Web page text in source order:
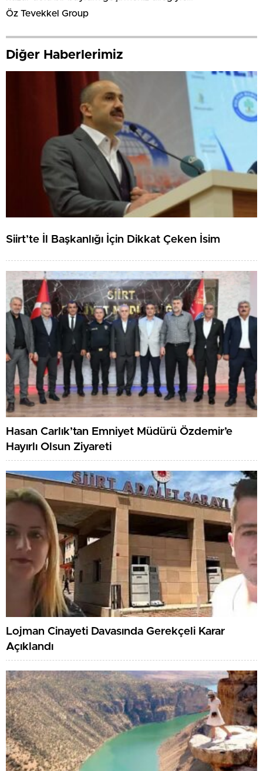
Öz Tevekkel Group
Diğer Haberlerimiz
Siirt’te İl Başkanlığı İçin Dikkat Çeken İsim
Hasan Carlık’tan Emniyet Müdürü Özdemir’e
Hayırlı Olsun Ziyareti
Lojman Cinayeti Davasında Gerekçeli Karar
Açıklandı